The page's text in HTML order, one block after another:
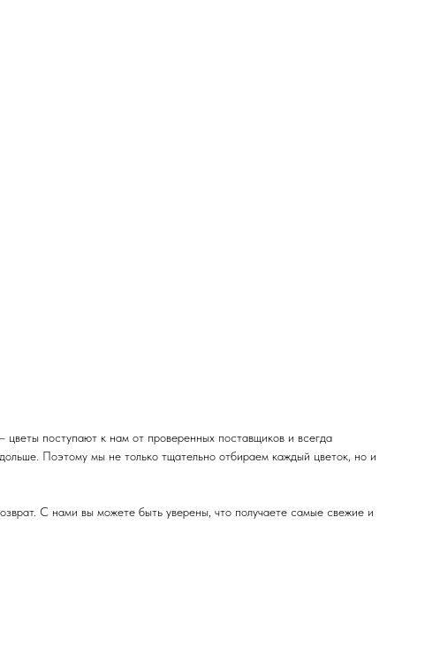
поступают к нам от проверенных поставщиков и всегда
Поэтому мы не только тщательно отбираем каждый цветок, но и
С нами вы можете быть уверены, что получаете самые свежие и